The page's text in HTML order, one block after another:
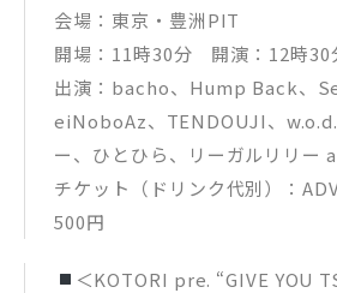
会場：東京・豊洲PIT
開場：11時30分 開演：12時30
出演：bacho、Hump Back、
eiNoboAz、TENDOUJI、
ー、ひとひら、リーガルリリ
チケット（ドリンク代別）：
500円
＜KOTORI pre. “GIVE YOU